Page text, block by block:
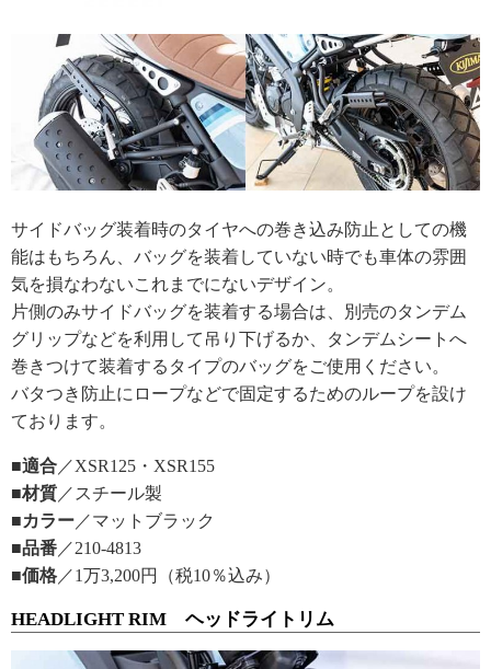
サイドバッグ装着時のタイヤへの巻き込み防止としての機
能はもちろん、バッグを装着していない時でも車体の雰囲
気を損なわないこれまでにないデザイン。
片側のみサイドバッグを装着する場合は、別売のタンデム
グリップなどを利用して吊り下げるか、タンデムシートへ
巻きつけて装着するタイプのバッグをご使用ください。
バタつき防止にロープなどで固定するためのループを設け
ております。
■適合 ／XSR125・XSR155
■材質 ／スチール製
■カラー ／マットブラック
■品番 ／210-4813
■価格 ／1万3,200円（税10％込み）
HEADLIGHT RIM ヘッドライトリム